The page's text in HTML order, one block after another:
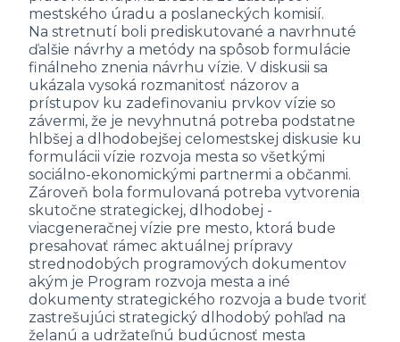
mestského úradu a poslaneckých komisií.
Na stretnutí boli prediskutované a navrhnuté
ďalšie návrhy a metódy na spôsob formulácie
finálneho znenia návrhu vízie. V diskusii sa
ukázala vysoká rozmanitosť názorov a
prístupov ku zadefinovaniu prvkov vízie so
závermi, že je nevyhnutná potreba podstatne
hlbšej a dlhodobejšej celomestskej diskusie ku
formulácii vízie rozvoja mesta so všetkými
sociálno-ekonomickými partnermi a občanmi.
Zároveň bola formulovaná potreba vytvorenia
skutočne strategickej, dlhodobej -
viacgeneračnej vízie pre mesto, ktorá bude
presahovať rámec aktuálnej prípravy
strednodobých programových dokumentov
akým je Program rozvoja mesta a iné
dokumenty strategického rozvoja a bude tvoriť
zastrešujúci strategický dlhodobý pohľad na
želanú a udržateľnú budúcnosť mesta